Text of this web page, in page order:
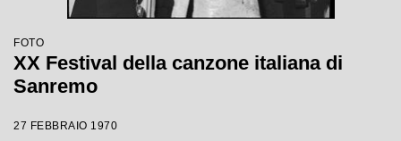
FOTO
XX Festival della canzone italiana di
Sanremo
27 FEBBRAIO 1970